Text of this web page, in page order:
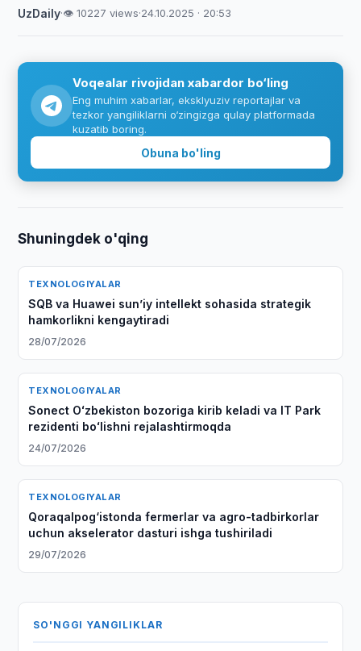
UzDaily·👁 10227 views·24.10.2025 · 20:53
Voqealar rivojidan xabardor bo‘ling
Eng muhim xabarlar, eksklyuziv reportajlar va
tezkor yangiliklarni o‘zingizga qulay platformada
kuzatib boring.
Obuna bo'ling
Shuningdek o'qing
TEXNOLOGIYALAR
SQB va Huawei sun’iy intellekt sohasida strategik
hamkorlikni kengaytiradi
28/07/2026
TEXNOLOGIYALAR
Sonect Oʻzbekiston bozoriga kirib keladi va IT Park
rezidenti boʻlishni rejalashtirmoqda
24/07/2026
TEXNOLOGIYALAR
Qoraqalpog‘istonda fermerlar va agro-tadbirkorlar
uchun akselerator dasturi ishga tushiriladi
29/07/2026
SO'NGGI YANGILIKLAR